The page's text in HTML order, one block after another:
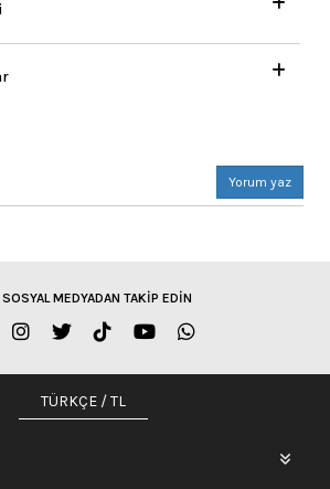
Yorum yaz
MEDYADAN TAKİP EDİN
TÜRKÇE / TL